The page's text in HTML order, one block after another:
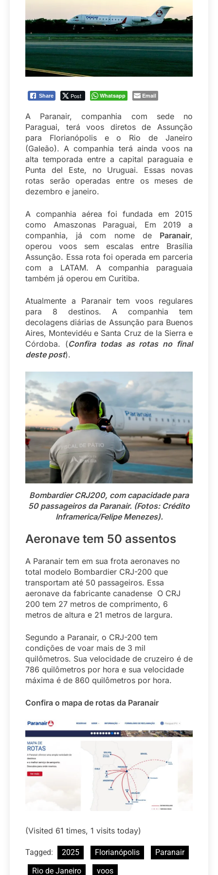
Share Post Whatsapp Email
A Paranair, companhia com sede no
Paraguai, terá voos diretos de Assunção
para Florianópolis e o Rio de Janeiro
(Galeão). A companhia terá ainda voos na
alta temporada entre a capital paraguaia e
Punta del Este, no Uruguai. Essas novas
rotas serão operadas entre os meses de
dezembro e janeiro.
A companhia aérea foi fundada em 2015
como Amaszonas Paraguai, Em 2019 a
companhia, já com nome de Paranair,
operou voos sem escalas entre Brasília
Assunção. Essa rota foi operada em parceria
com a LATAM. A companhia paraguaia
também já operou em Curitiba.
Atualmente a Paranair tem voos regulares
para 8 destinos. A companhia tem
decolagens diárias de Assunção para Buenos
Aires, Montevidéu e Santa Cruz de la Sierra e
Córdoba. (Confira todas as rotas no final
deste post).
Bombardier CRJ200, com capacidade para
50 passageiros da Paranair. (Fotos: Crédito
Inframerica/Felipe Menezes).
Aeronave tem 50 assentos
A Paranair tem em sua frota aeronaves no
total modelo Bombardier CRJ-200 que
transportam até 50 passageiros. Essa
aeronave da fabricante canadense O CRJ
200 tem 27 metros de comprimento, 6
metros de altura e 21 metros de largura.
Segundo a Paranair, o CRJ-200 tem
condições de voar mais de 3 mil
quilômetros. Sua velocidade de cruzeiro é de
786 quilômetros por hora e sua velocidade
máxima é de 860 quilômetros por hora.
Confira o mapa de rotas da Paranair
(Visited 61 times, 1 visits today)
Tagged: 2025 Florianópolis
Paranair
Rio de Janeiro
voos